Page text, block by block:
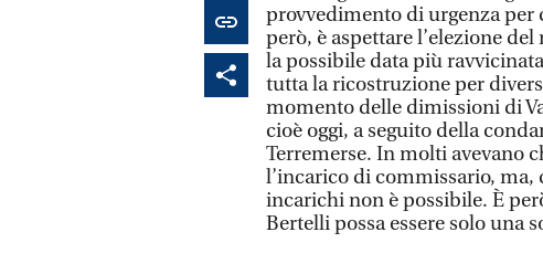
provvedimento di urgenza per
però, è aspettare l’elezione
la possibile data più
tutta la ricostruzione per
momento delle dimissioni di
cioè oggi, a seguito della
Terremerse. In molti avevano
l’incarico di commissario, ma,
incarichi non è possibile. È
Bertelli possa essere solo una